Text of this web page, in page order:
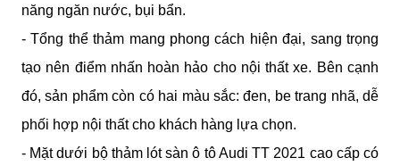
năng ngăn nước, bụi bẩn.
- Tổng thể thảm mang phong cách hiện đại, sang trọng
tạo nên điểm nhấn hoàn hảo cho nội thất xe. Bên cạnh
đó, sản phẩm còn có hai màu sắc: đen, be trang nhã, dễ
phối hợp nội thất cho khách hàng lựa chọn.
- Mặt dưới bộ thảm lót sàn ô tô Audi TT 2021 cao cấp có